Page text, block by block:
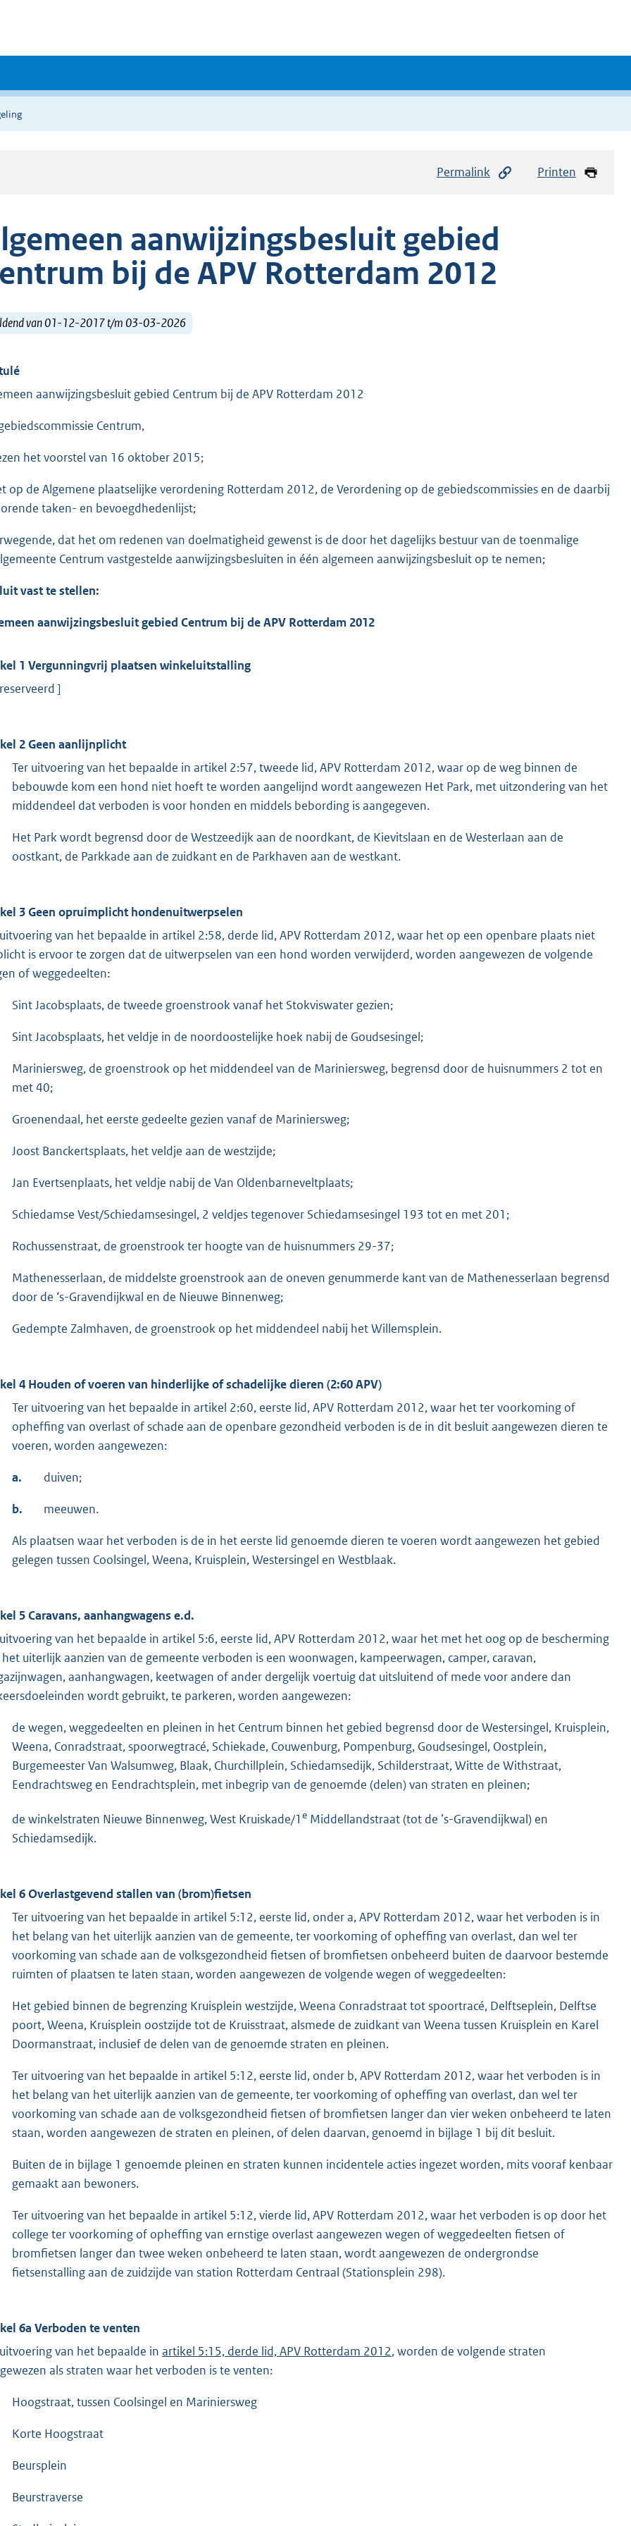
Permalink Printen
aanwijzingsbesluit gebied
bij de APV Rotterdam 2012
van 01-12-2017 t/m 03-03-2026
aanwijzingsbesluit gebied Centrum bij de APV Rotterdam 2012
Centrum,
het voorstel van 16 oktober 2015;
op de Algemene plaatselijke verordening Rotterdam 2012, de Verordening op de gebiedscommissies en de daarbij
taken- en bevoegdhedenlijst;
dat het om redenen van doelmatigheid gewenst is de door het dagelijks bestuur van de toenmalige
Centrum vastgestelde aanwijzingsbesluiten in één algemeen aanwijzingsbesluit op te nemen;
vast te stellen:
aanwijzingsbesluit gebied Centrum bij de APV Rotterdam 2012
1 Vergunningvrij plaatsen winkeluitstalling
]
2 Geen aanlijnplicht
Ter uitvoering van het bepaalde in artikel 2:57, tweede lid, APV Rotterdam 2012, waar op de weg binnen de
bebouwde kom een hond niet hoeft te worden aangelijnd wordt aangewezen Het Park, met uitzondering van het
middendeel dat verboden is voor honden en middels bebording is aangegeven.
Het Park wordt begrensd door de Westzeedijk aan de noordkant, de Kievitslaan en de Westerlaan aan de
oostkant, de Parkkade aan de zuidkant en de Parkhaven aan de westkant.
3 Geen opruimplicht hondenuitwerpselen
van het bepaalde in artikel 2:58, derde lid, APV Rotterdam 2012, waar het op een openbare plaats niet
is ervoor te zorgen dat de uitwerpselen van een hond worden verwijderd, worden aangewezen de volgende
of weggedeelten:
Sint Jacobsplaats, de tweede groenstrook vanaf het Stokviswater gezien;
Sint Jacobsplaats, het veldje in de noordoostelijke hoek nabij de Goudsesingel;
Mariniersweg, de groenstrook op het middendeel van de Mariniersweg, begrensd door de huisnummers 2 tot en
met 40;
Groenendaal, het eerste gedeelte gezien vanaf de Mariniersweg;
Joost Banckertsplaats, het veldje aan de westzijde;
Jan Evertsenplaats, het veldje nabij de Van Oldenbarneveltplaats;
Schiedamse Vest/Schiedamsesingel, 2 veldjes tegenover Schiedamsesingel 193 tot en met 201;
Rochussenstraat, de groenstrook ter hoogte van de huisnummers 29-37;
Mathenesserlaan, de middelste groenstrook aan de oneven genummerde kant van de Mathenesserlaan begrensd
door de ‘s-Gravendijkwal en de Nieuwe Binnenweg;
Gedempte Zalmhaven, de groenstrook op het middendeel nabij het Willemsplein.
4 Houden of voeren van hinderlijke of schadelijke dieren (2:60 APV)
Ter uitvoering van het bepaalde in artikel 2:60, eerste lid, APV Rotterdam 2012, waar het ter voorkoming of
opheffing van overlast of schade aan de openbare gezondheid verboden is de in dit besluit aangewezen dieren te
voeren, worden aangewezen:
a. duiven;
b. meeuwen.
Als plaatsen waar het verboden is de in het eerste lid genoemde dieren te voeren wordt aangewezen het gebied
gelegen tussen Coolsingel, Weena, Kruisplein, Westersingel en Westblaak.
5 Caravans, aanhangwagens e.d.
van het bepaalde in artikel 5:6, eerste lid, APV Rotterdam 2012, waar het met het oog op de bescherming
uiterlijk aanzien van de gemeente verboden is een woonwagen, kampeerwagen, camper, caravan,
aanhangwagen, keetwagen of ander dergelijk voertuig dat uitsluitend of mede voor andere dan
wordt gebruikt, te parkeren, worden aangewezen:
de wegen, weggedeelten en pleinen in het Centrum binnen het gebied begrensd door de Westersingel, Kruisplein,
Weena, Conradstraat, spoorwegtracé, Schiekade, Couwenburg, Pompenburg, Goudsesingel, Oostplein,
Burgemeester Van Walsumweg, Blaak, Churchillplein, Schiedamsedijk, Schilderstraat, Witte de Withstraat,
Eendrachtsweg en Eendrachtsplein, met inbegrip van de genoemde (delen) van straten en pleinen;
de winkelstraten Nieuwe Binnenweg, West Kruiskade/1 e Middellandstraat (tot de ’s-Gravendijkwal) en
Schiedamsedijk.
6 Overlastgevend stallen van (brom)fietsen
Ter uitvoering van het bepaalde in artikel 5:12, eerste lid, onder a, APV Rotterdam 2012, waar het verboden is in
het belang van het uiterlijk aanzien van de gemeente, ter voorkoming of opheffing van overlast, dan wel ter
voorkoming van schade aan de volksgezondheid fietsen of bromfietsen onbeheerd buiten de daarvoor bestemde
ruimten of plaatsen te laten staan, worden aangewezen de volgende wegen of weggedeelten:
Het gebied binnen de begrenzing Kruisplein westzijde, Weena Conradstraat tot spoortracé, Delftseplein, Delftse
poort, Weena, Kruisplein oostzijde tot de Kruisstraat, alsmede de zuidkant van Weena tussen Kruisplein en Karel
Doormanstraat, inclusief de delen van de genoemde straten en pleinen.
Ter uitvoering van het bepaalde in artikel 5:12, eerste lid, onder b, APV Rotterdam 2012, waar het verboden is in
het belang van het uiterlijk aanzien van de gemeente, ter voorkoming of opheffing van overlast, dan wel ter
voorkoming van schade aan de volksgezondheid fietsen of bromfietsen langer dan vier weken onbeheerd te laten
staan, worden aangewezen de straten en pleinen, of delen daarvan, genoemd in bijlage 1 bij dit besluit.
Buiten de in bijlage 1 genoemde pleinen en straten kunnen incidentele acties ingezet worden, mits vooraf kenbaar
gemaakt aan bewoners.
Ter uitvoering van het bepaalde in artikel 5:12, vierde lid, APV Rotterdam 2012, waar het verboden is op door het
college ter voorkoming of opheffing van ernstige overlast aangewezen wegen of weggedeelten fietsen of
bromfietsen langer dan twee weken onbeheerd te laten staan, wordt aangewezen de ondergrondse
fietsenstalling aan de zuidzijde van station Rotterdam Centraal (Stationsplein 298).
6a Verboden te venten
van het bepaalde in artikel 5:15, derde lid, APV Rotterdam 2012, worden de volgende straten
als straten waar het verboden is te venten:
Hoogstraat, tussen Coolsingel en Mariniersweg
Korte Hoogstraat
Beursplein
Beurstraverse